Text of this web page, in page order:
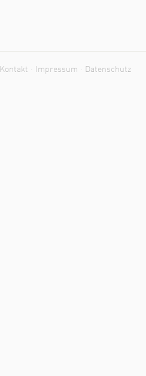
Kontakt · Impressum · Datenschutz